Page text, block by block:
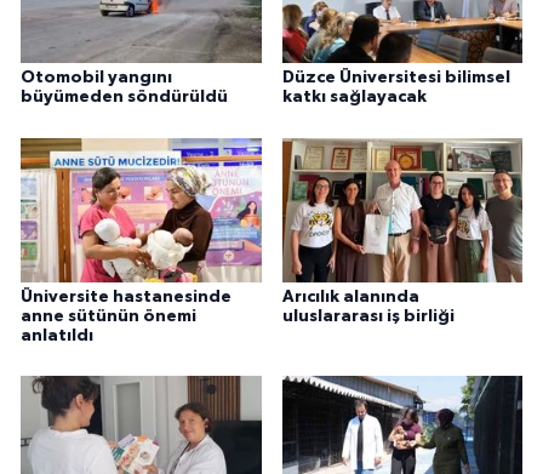
Otomobil yangını
büyümeden söndürüldü
Düzce Üniversitesi bilimsel
katkı sağlayacak
Üniversite hastanesinde
anne sütünün önemi
anlatıldı
Arıcılık alanında
uluslararası iş birliği